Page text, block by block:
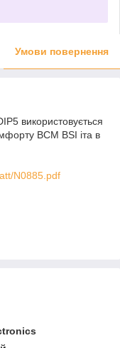
Умови повернення
використовується
BCM BSI іта в
N0885.pdf